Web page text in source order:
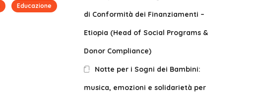
Educazione
di Conformità dei Finanziamenti –
Etiopia (Head of Social Programs &
Donor Compliance)
Notte per i Sogni dei Bambini:
musica, emozioni e solidarietà per